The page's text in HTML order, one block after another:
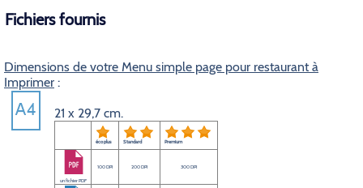
Fichiers fournis
Dimensions de votre Menu simple page pour restaurant à
Imprimer :
21 x 29,7 cm.
éco plus Standard Premium
un fichier PDF
100 DPI 200 DPI 300 DPI